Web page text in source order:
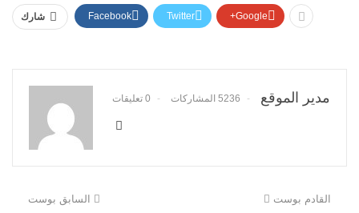
شارك Facebook Twitter Google+
مدير الموقع 5236 المشاركات 0 تعليقات
السابق بوست القادم بوست